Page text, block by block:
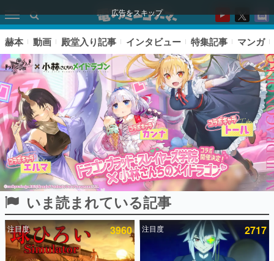
広告をスキップ
ピックアップ
電ファミのいま読まれている記事ランキング
赫本 動画 殿堂入り記事 インタビュー 特集記事 マンガ
いま読まれている記事
注目度 3960 注目度 2717